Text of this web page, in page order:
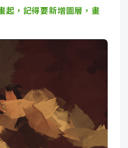
起，記得要新增圖層，畫